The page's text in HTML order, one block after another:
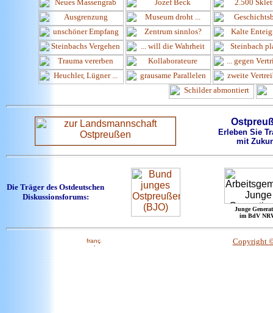
Erleben Sie
mit
Die Träger des Ostdeutschen
Diskussionsforums:
Junge
im BdV
Copyright